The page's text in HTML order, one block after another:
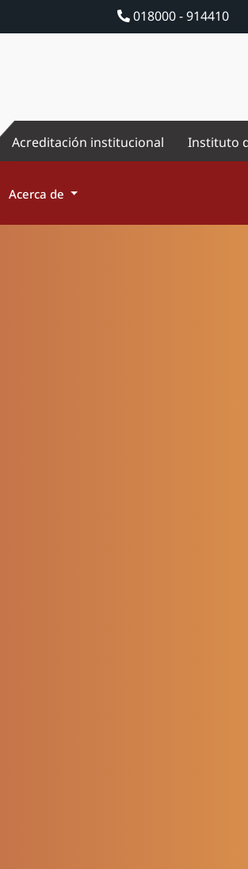
018000 - 914410
Acreditación institucional Instituto
Acerca de